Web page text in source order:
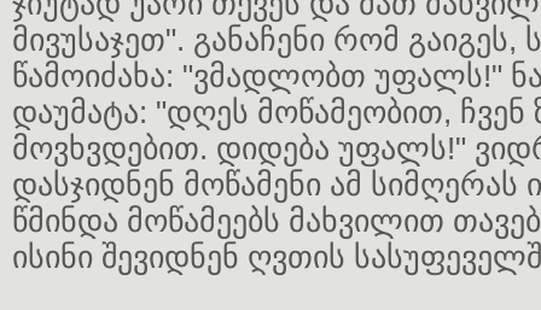
მივუსაჯეთ". განაჩენი რომ გაიგეს,
წამოიძახა: "ვმადლობთ უფალს!"
დაუმატა: "დღეს მოწამეობით, ჩვენ
მოვხვდებით. დიდება უფალს!"
დასჯიდნენ მოწამენი ამ სიმღერას
წმინდა მოწამეებს მახვილით
ისინი შევიდნენ ღვთის